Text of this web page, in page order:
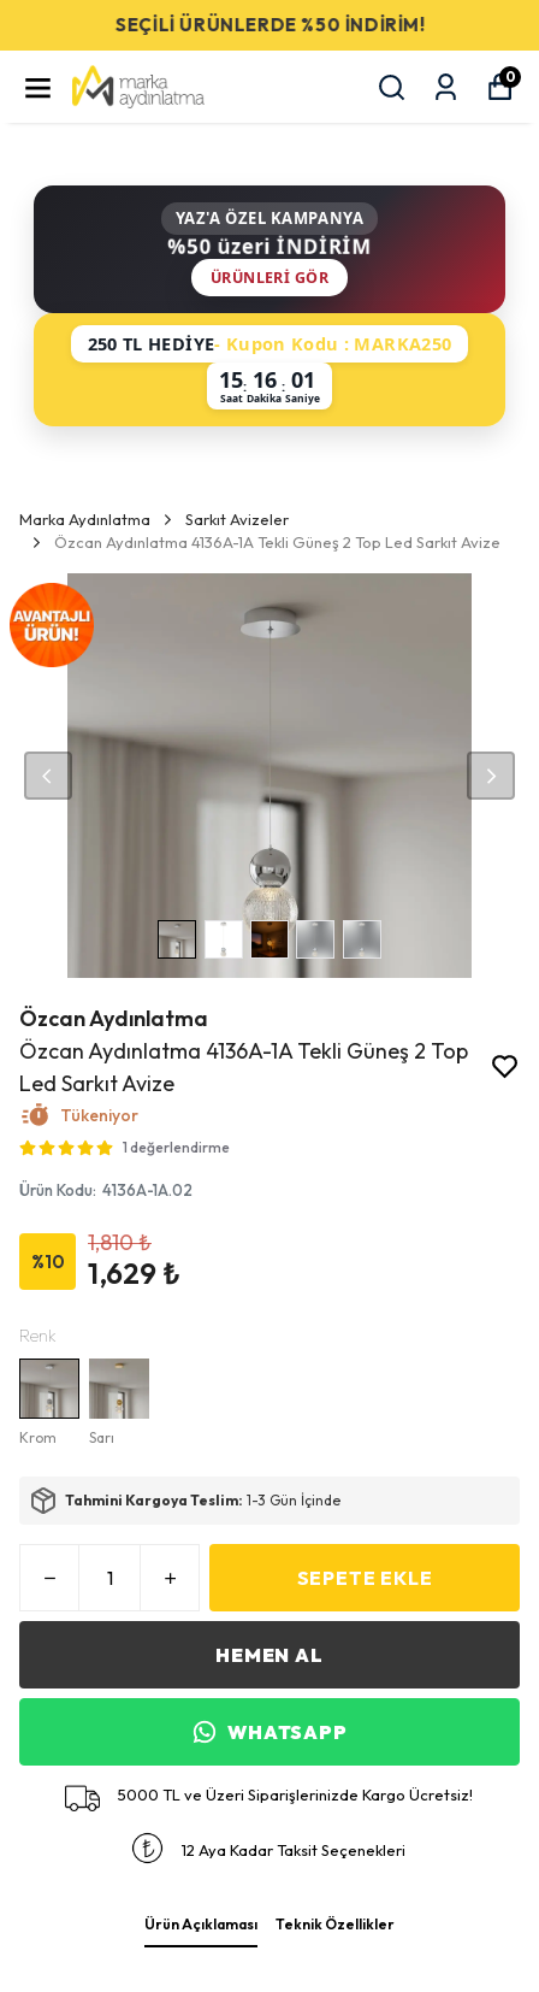
SEÇİLİ ÜRÜNLERDE %50 İNDİRİM!
0
YAZ'A ÖZEL KAMPANYA
%50 üzeri İNDİRİM
ÜRÜNLERI GÖR
250 TL HEDİYE- Kupon Kodu : MARKA250
15
Saat
: 16
Dakika
: 01
Saniye
Marka Aydınlatma
Sarkıt Avizeler
Özcan Aydınlatma 4136A-1A Tekli Güneş 2 Top Led Sarkıt Avize
Özcan Aydınlatma
Özcan Aydınlatma 4136A-1A Tekli Güneş 2 Top
Led Sarkıt Avize
Tükeniyor
1 değerlendirme
Ürün Kodu: 4136A-1A.02
%10
1,810 ₺
1,629 ₺
Renk
Krom Sarı
Tahmini Kargoya Teslim: 1-3 Gün İçinde
SEPETE EKLE
HEMEN AL
WHATSAPP
5000 TL ve Üzeri Siparişlerinizde Kargo Ücretsiz!
12 Aya Kadar Taksit Seçenekleri
Ürün Açıklaması Teknik Özellikler